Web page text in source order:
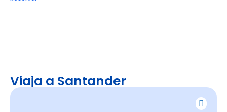
Viaja a Santander